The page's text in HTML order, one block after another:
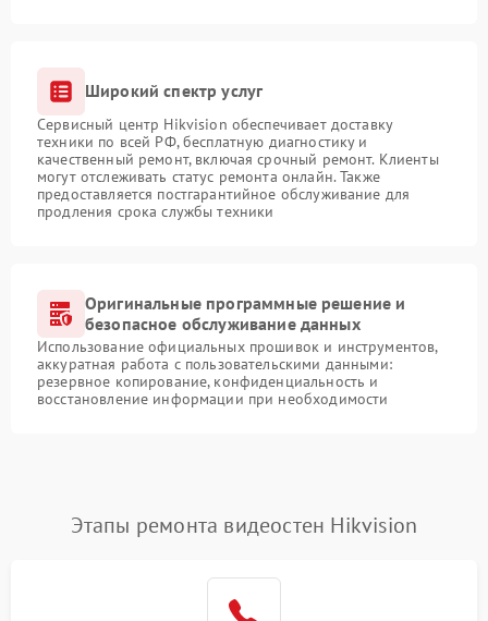
Широкий спектр услуг
Сервисный центр Hikvision обеспечивает доставку
техники по всей РФ, бесплатную диагностику и
качественный ремонт, включая срочный ремонт. Клиенты
могут отслеживать статус ремонта онлайн. Также
предоставляется постгарантийное обслуживание для
продления срока службы техники
Оригинальные программные решение и
безопасное обслуживание данных
Использование официальных прошивок и инструментов,
аккуратная работа с пользовательскими данными:
резервное копирование, конфиденциальность и
восстановление информации при необходимости
Этапы ремонта видеостен Hikvision